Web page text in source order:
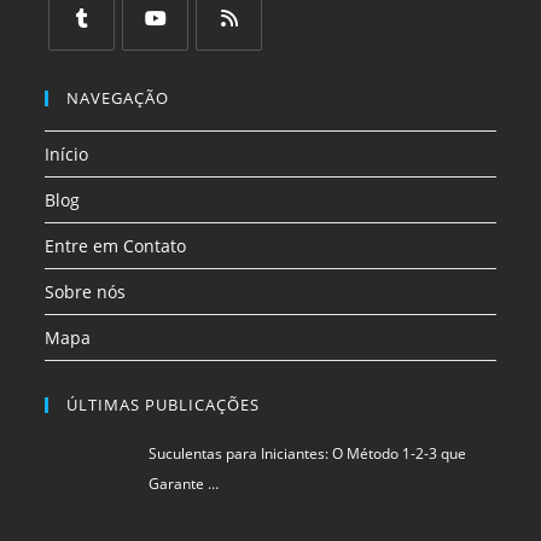
uma
aba
em
uma
aba
uma
em
nova
aba
em
aba
aba
NAVEGAÇÃO
Início
Blog
Entre em Contato
Sobre nós
Mapa
ÚLTIMAS PUBLICAÇÕES
Suculentas para Iniciantes: O Método 1-2-3 que
Garante …